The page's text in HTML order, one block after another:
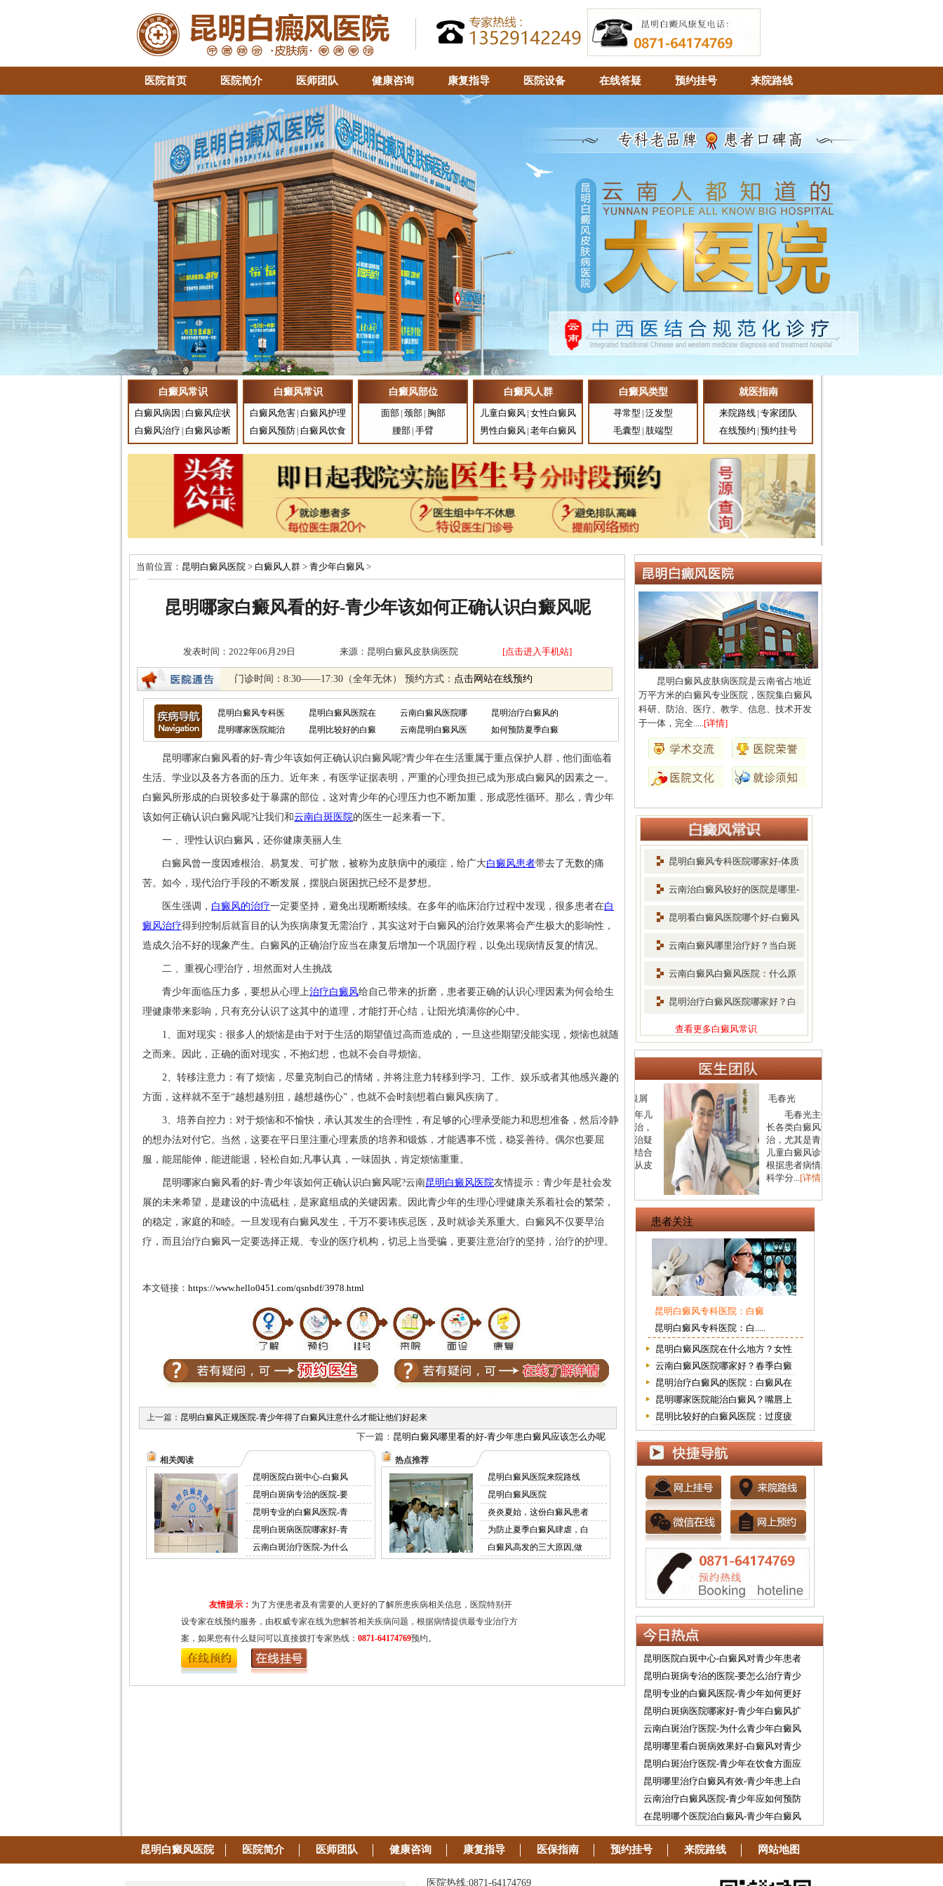
医院首页 医院简介 医师团队 健康咨询 康复指导 医院设备 在线答疑 预约挂号 来院路线
白癜风常识
白癜风病因 | 白癜风症状
白癜风治疗 | 白癜风诊断
白癜风常识
白癜风危害 | 白癜风护理
白癜风预防 | 白癜风饮食
白癜风部位
面部 | 颈部 | 胸部
腰部 | 手臂
白癜风人群
儿童白癜风 | 女性白癜风
男性白癜风 | 老年白癜风
白癜风类型
寻常型 | 泛发型
毛囊型 | 肢端型
就医指南
来院路线 | 专家团队
在线预约 | 预约挂号
当前位置： 昆明白癜风医院 > 白癜风人群 > 青少年白癜风 >
昆明哪家白癜风看的好-青少年该如何正确认识白癜风呢
发表时间：2022年06月29日 来源：昆明白癜风皮肤病医院 [点击进入手机站]
门诊时间：8:30——17:30（全年无休） 预约方式： 点击网站在线预约
昆明白癜风专科医 昆明白癜风医院在 云南白癜风医院哪
昆明治疗白癜风的
昆明哪家医院能治
昆明比较好的白癜 云南昆明白癜风医 如何预防夏季白癜
昆明哪家白癜风看的好-青少年该如何正确认识白癜风呢?青少年在生活重属于重点保护人群，他们面临着
生活、学业以及各方各面的压力。近年来，有医学证据表明，严重的心理负担已成为形成白癜风的因素之一。
白癜风所形成的白斑较多处于暴露的部位，这对青少年的心理压力也不断加重，形成恶性循环。那么，青少年
该如何正确认识白癜风呢?让我们和云南白斑医院的医生一起来看一下。
一 、理性认识白癜风，还你健康美丽人生
白癜风曾一度因难根治、易复发、可扩散，被称为皮肤病中的顽症，给广大白癜风患者带去了无数的痛
苦。如今，现代治疗手段的不断发展，摆脱白斑困扰已经不是梦想。
医生强调， 白癜风的治疗一定要坚持，避免出现断断续续。在多年的临床治疗过程中发现，很多患者在白
癜风治疗得到控制后就盲目的认为疾病康复无需治疗，其实这对于白癜风的治疗效果将会产生极大的影响性，
造成久治不好的现象产生。白癜风的正确治疗应当在康复后增加一个巩固疗程，以免出现病情反复的情况。
二 、重视心理治疗，坦然面对人生挑战
青少年面临压力多，要想从心理上治疗白癜风给自己带来的折磨，患者要正确的认识心理因素为何会给生
理健康带来影响，只有充分认识了这其中的道理，才能打开心结，让阳光填满你的心中。
1、面对现实：很多人的烦恼是由于对于生活的期望值过高而造成的，一旦这些期望没能实现，烦恼也就随
之而来。因此，正确的面对现实，不抱幻想，也就不会自寻烦恼。
2、转移注意力：有了烦恼，尽量克制自己的情绪，并将注意力转移到学习、工作、娱乐或者其他感兴趣的
方面，这样就不至于“越想越别扭，越想越伤心”，也就不会时刻想着白癜风疾病了。
3、培养自控力：对于烦恼和不愉快，承认其发生的合理性，有足够的心理承受能力和思想准备，然后冷静
的想办法对付它。当然，这要在平日里注重心理素质的培养和锻炼，才能遇事不慌，稳妥善待。偶尔也要屈
服，能屈能伸，能进能退，轻松自如;凡事认真，一味固执，肯定烦恼重重。
昆明哪家白癜风看的好-青少年该如何正确认识白癜风呢?云南昆明白癜风医院友情提示：青少年是社会发
展的未来希望，是建设的中流砥柱，是家庭组成的关键因素。因此青少年的生理心理健康关系着社会的繁荣，
的稳定，家庭的和睦。一旦发现有白癜风发生，千万不要讳疾忌医，及时就诊关系重大。白癜风不仅要早治
疗，而且治疗白癜风一定要选择正规、专业的医疗机构，切忌上当受骗，更要注意治疗的坚持，治疗的护理。
本文链接： https://www.hello0451.com/qsnbdf/3978.html
上一篇： 昆明白癜风正规医院-青少年得了白癜风注意什么才能让他们好起来
下一篇： 昆明白癜风哪里看的好-青少年患白癜风应该怎么办呢
相关阅读
昆明医院白斑中心-白癜风
昆明白斑病专治的医院-要
昆明专业的白癜风医院-青
昆明白斑病医院哪家好-青
云南白斑治疗医院-为什么
热点推荐
昆明白癜风医院来院路线
昆明白癜风医院
炎炎夏始，这份白癜风患者
为防止夏季白癜风肆虐，白
白癜风高发的三大原因,做
友情提示： 为了方便患者及有需要的人更好的了解所患疾病相关信息，医院特别开
设专家在线预约服务，由权威专家在线为您解答相关疾病问题，根据病情提供最专业治疗方
案，如果您有什么疑问可以直接拨打专家热线： 0871-64174769预约。
昆明白癜风皮肤病医院是云南省占地近
万平方米的白癜风专业医院，医院集白癜风
科研、防治、医疗、教学、信息、技术开发
于一体，完全.....[详情]
昆明白癜风专科医院哪家好-体质
云南治白癜风较好的医院是哪里-
昆明看白癜风医院哪个好-白癜风
云南白癜风哪里治疗好？当白斑
扩散 云南白癜风白癜风医院：什么原
因会 昆明治疗白癜风医院哪家好？白
查看更多白癜风常识
毛春光
毛春光主任擅
长各类白癜风诊
治，尤其是青少年
儿童白癜风诊治，
根据患者病情发展
科学分...[详情]
患者关注
昆明白癜风专科医院：白癜
昆明白癜风专科医院：白.....
昆明白癜风医院在什么地方？女性
云南白癜风医院哪家好？春季白癜
昆明治疗白癜风的医院：白癜风在
昆明哪家医院能治白癜风？嘴唇上
昆明比较好的白癜风医院：过度疲
昆明医院白斑中心-白癜风对青少年患者
昆明白斑病专治的医院-要怎么治疗青少
昆明专业的白癜风医院-青少年如何更好
昆明白斑病医院哪家好-青少年白癜风扩
云南白斑治疗医院-为什么青少年白癜风
昆明哪里看白斑病效果好-白癜风对青少
昆明白斑治疗医院-青少年在饮食方面应
昆明哪里治疗白癜风有效-青少年患上白
云南治疗白癜风医院-青少年应如何预防
在昆明哪个医院治白癜风-青少年白癜风
昆明白癜风医院 医院简介 医师团队 健康咨询 康复指导 医保指南 预约挂号 来院路线 网站地图
医院热线:0871-64174769